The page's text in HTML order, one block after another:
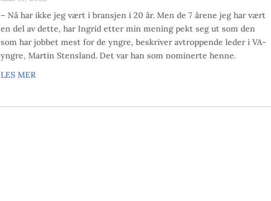
– Nå har ikke jeg vært i bransjen i 20 år. Men de 7 årene jeg har vært
en del av dette, har Ingrid etter min mening pekt seg ut som den
som har jobbet mest for de yngre, beskriver avtroppende leder i VA-
yngre, Martin Stensland. Det var han som nominerte henne.
LES MER